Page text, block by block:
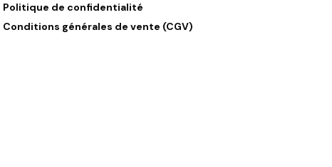
Politique de confidentialité
Conditions générales de vente (CGV)